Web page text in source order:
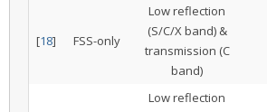
[18] FSS-only
Low reflection
(S/C/X band) &
transmission (C
band)
Low reflection